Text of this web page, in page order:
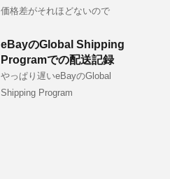
価格差がそれほどないので
eBayのGlobal Shipping
Programでの配送記録
やっぱり遅いeBayのGlobal
Shipping Program